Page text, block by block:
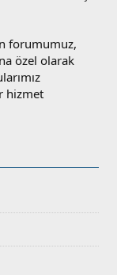
forumumuz,
özel olarak
hizmet